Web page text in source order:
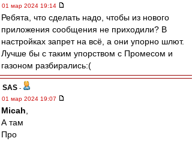
01 мар 2024 19:14
Ребята, что сделать надо, чтобы из нового
приложения сообщения не приходили? В
настройках запрет на всё, а они упорно шлют.
Лучше бы с таким упорством с Промесом и
газоном разбирались:(
SAS -
01 мар 2024 19:07
Micah
А там
Про